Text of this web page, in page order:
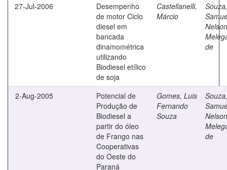
27-Jul-2006
Desempenho
de motor Ciclo
diesel em
bancada
dinamométrica
utilizando
Biodiesel etílico
de soja
Castellanelli,
Márcio
Souza,
Nelson
de
2-Aug-2005
Potencial de
Produção de
Biodiesel a
partir do óleo
de Frango nas
Cooperativas
do Oeste do
Paraná
Gomes, Luis
Fernando
Souza
Souza,
Nelson
de